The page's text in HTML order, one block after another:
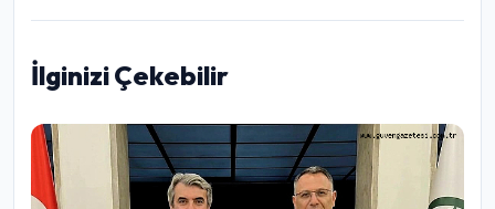
İlginizi Çekebilir